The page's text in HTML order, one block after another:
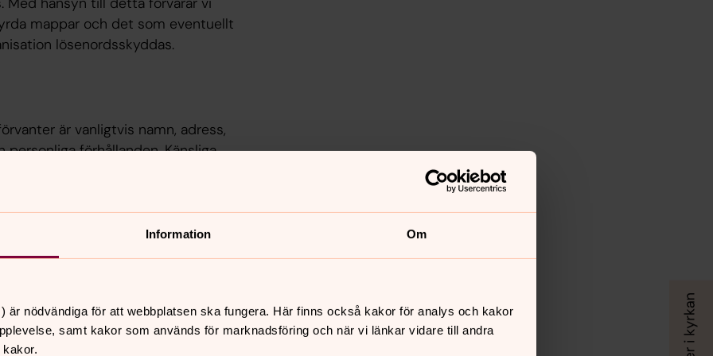
Information Om
är nödvändiga för att webbplatsen ska fungera. Här finns också kakor för analys och kakor
samt kakor som används för marknadsföring och när vi länkar vidare till andra
mappar och det som eventuellt
lösenordsskyddas.
är vanligtvis namn, adress,
förhållanden. Känsliga
för historiska ändamål. Vi följer
verksamhet.